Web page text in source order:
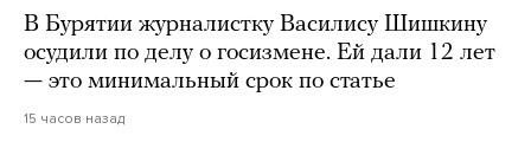
В Бурятии журналистку Василису Шишкину
осудили по делу о госизмене. Ей дали 12 лет
— это минимальный срок по статье
15 часов назад